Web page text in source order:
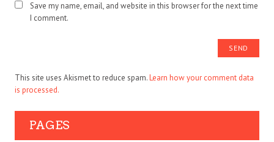
Save my name, email, and website in this browser for the next time
I comment.
This site uses Akismet to reduce spam.Learn how your comment data
is processed.
PAGES